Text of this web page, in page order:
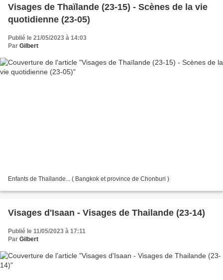
Visages de Thaïlande (23-15) - Scènes de la vie
quotidienne (23-05)
Publié le 21/05/2023 à 14:03
Par Gilbert
Enfants de Thaïlande... ( Bangkok et province de Chonburi )
Visages d'Isaan - Visages de Thailande (23-14)
Publié le 11/05/2023 à 17:11
Par Gilbert